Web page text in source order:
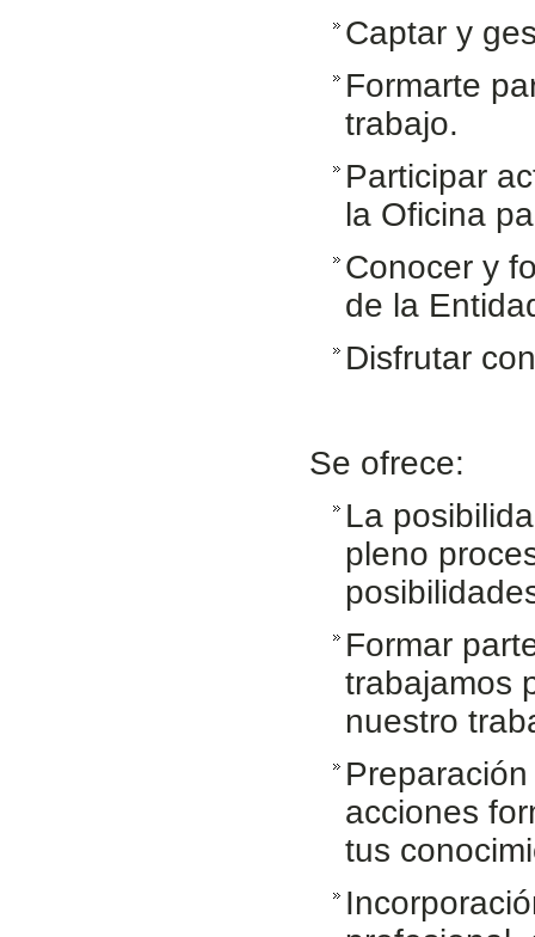
Captar y
Formarte
trabajo.
Participar
la Oficina
Conocer y
de la
Disfrutar
Se ofrece:
La
pleno
Formar
trabajamos
nuestro
acciones
tus